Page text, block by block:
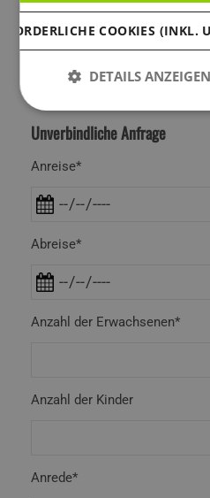
im Hotel und für Ihr Bike
bei der
mehr
Unverbindliche Anfrage
Anreise*
Abreise*
Anzahl der Erwachsenen*
Anzahl der Kinder
Anrede*
COOKIES (INKL.
DETAILS ANZEIGEN